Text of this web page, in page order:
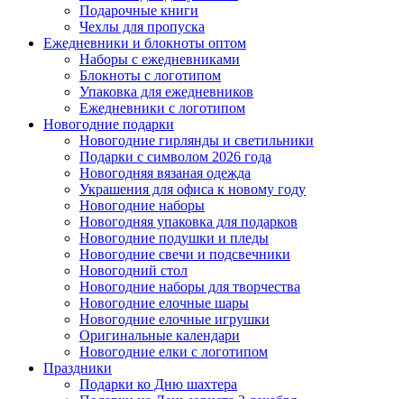
Подарочные книги
Чехлы для пропуска
Ежедневники и блокноты оптом
Наборы с ежедневниками
Блокноты с логотипом
Упаковка для ежедневников
Ежедневники с логотипом
Новогодние подарки
Новогодние гирлянды и светильники
Подарки с символом 2026 года
Новогодняя вязаная одежда
Украшения для офиса к новому году
Новогодние наборы
Новогодняя упаковка для подарков
Новогодние подушки и пледы
Новогодние свечи и подсвечники
Новогодний стол
Новогодние наборы для творчества
Новогодние елочные шары
Новогодние елочные игрушки
Оригинальные календари
Новогодние елки с логотипом
Праздники
Подарки ко Дню шахтера